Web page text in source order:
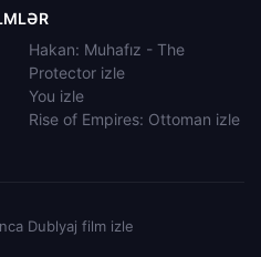
Hakan: Muhafız - The
Protector izle
You izle
Rise of Empires: Ottoman izle
Dublyaj film izle